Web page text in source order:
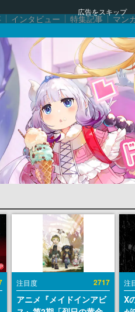
広告をスキップ
インタビュー 特集記事 マン
注目度 2717
アニメ『メイドインアビ
注
X